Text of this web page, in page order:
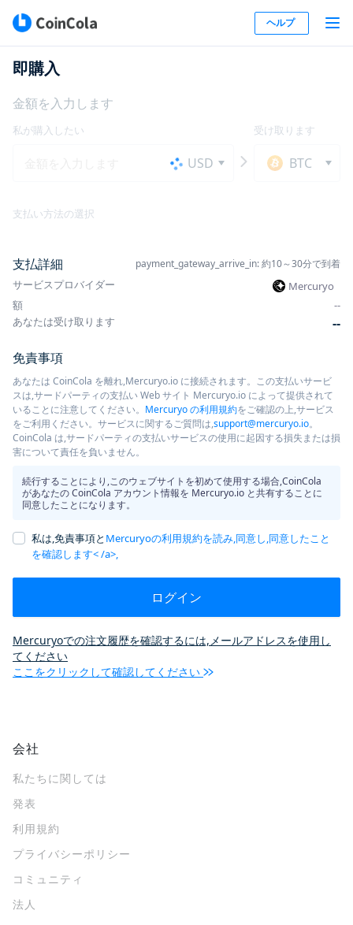
ヘルプ
即購入
金額を入力します
私が購入したい
USD
受け取ります
BTC
支払い方法の選択
支払詳細 payment_gateway_arrive_in: 約10～30分で到着
サービスプロバイダー
Mercuryo
額
--
あなたは受け取ります
--
免責事項
あなたは CoinCola を離れ,Mercuryo.io に接続されます。この支払いサービ
スは,サードパーティの支払い Web サイト Mercuryo.io によって提供されて
いることに注意してください。 Mercuryo の利用規約をご確認の上,サービス
をご利用ください。サービスに関するご質問は,support@mercuryo.io。
CoinCola は,サードパーティの支払いサービスの使用に起因する損失または損
害について責任を負いません。
続行することにより,このウェブサイトを初めて使用する場合,CoinCola
があなたの CoinCola アカウント情報を Mercuryo.io と共有することに
同意したことになります。
私は,免責事項と Mercuryoの利用規約を読み,同意し,同意したこと
を確認します< /a>,
ログイン
Mercuryoでの注文履歴を確認するには,メールアドレスを使用し
てください
ここをクリックして確認してください
会社
私たちに関しては
発表
利用規約
プライバシーポリシー
コミュニティ
法人